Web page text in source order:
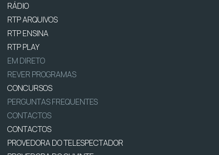
RÁDIO
RTP ARQUIVOS
RTP ENSINA
RTP PLAY
EM DIRETO
REVER PROGRAMAS
CONCURSOS
PERGUNTAS FREQUENTES
CONTACTOS
CONTACTOS
PROVEDORA DO TELESPECTADOR